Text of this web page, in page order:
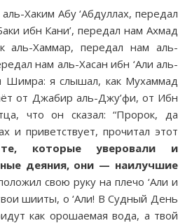
Хаким Абу ‘Абдуллах, передал
ибн Кани’, передал нам Ахмад
аль-Хаммар, передал нам аль-
нам аль-Хасан ибн ‘Али аль-
Шимра: я слышал, как Мухаммад
от Джабир аль-Джу’фи, от Ибн
что он сказал: “Пророк, да
и приветствует, прочитал этот
те, которые уверовали и
деяния, они — наилучшие
свою руку на плечо ‘Али и
шииты, о ‘Али! В Судный День
как орошаемая вода, а твой